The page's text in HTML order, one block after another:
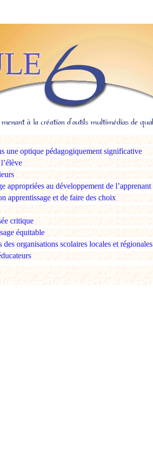
une optique pédagogiquement significative
appropriées au développement de l’apprenant
apprentissage et de faire des choix
critique
équitable
organisations scolaires locales et régionales